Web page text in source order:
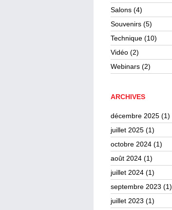
Salons (4)
Souvenirs (5)
Technique (10)
Vidéo (2)
Webinars (2)
ARCHIVES
décembre 2025 (1)
juillet 2025 (1)
octobre 2024 (1)
août 2024 (1)
juillet 2024 (1)
septembre 2023 (1)
juillet 2023 (1)